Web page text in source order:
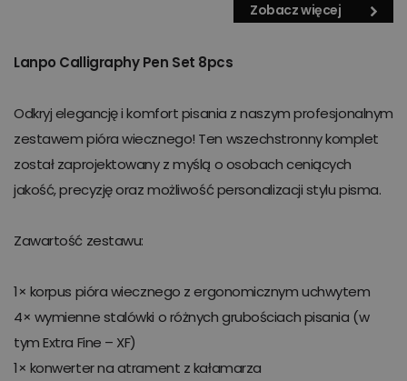
Zobacz więcej
Lanpo Calligraphy Pen Set 8pcs
Odkryj elegancję i komfort pisania z naszym profesjonalnym
zestawem pióra wiecznego! Ten wszechstronny komplet
został zaprojektowany z myślą o osobach ceniących
jakość, precyzję oraz możliwość personalizacji stylu pisma.
Zawartość zestawu:
1× korpus pióra wiecznego z ergonomicznym uchwytem
4× wymienne stalówki o różnych grubościach pisania (w
tym Extra Fine – XF)
1× konwerter na atrament z kałamarza